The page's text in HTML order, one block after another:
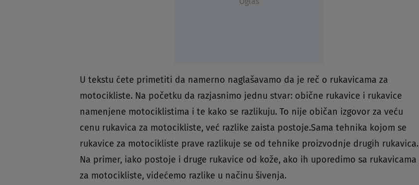
U tekstu ćete primetiti da namerno naglašavamo da je reč o rukavicama za
motocikliste. Na početku da razjasnimo jednu stvar: obične rukavice i rukavice
namenjene motociklistima i te kako se razlikuju. To nije običan izgovor za veću
cenu rukavica za motocikliste, već razlike zaista postoje.Sama tehnika kojom se
rukavice za motocikliste prave razlikuje se od tehnike proizvodnje drugih rukavica.
Na primer, iako postoje i druge rukavice od kože, ako ih uporedimo sa rukavicama
za motocikliste, videćemo razlike u načinu šivenja.